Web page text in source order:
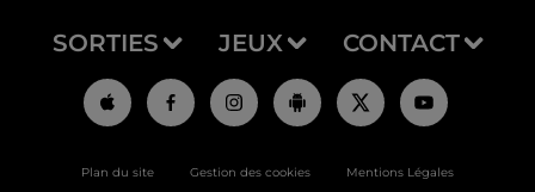
SORTIES JEUX CONTACT
Plan du site Gestion des cookies Mentions Légales